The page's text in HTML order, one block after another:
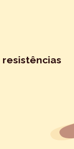
resistências